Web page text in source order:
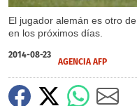
El jugador alemán es otro
en los próximos días.
2014-08-23
AGENCIA AFP